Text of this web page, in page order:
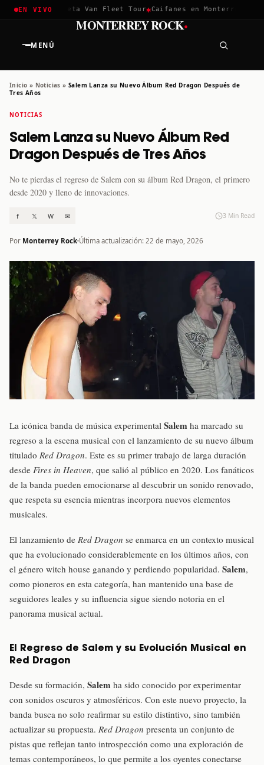
EN VIVO
2026 ✱Greta Van Fleet Tour✱Caifanes en Monterrey · 12
MENÚ
MONTERREY ROCK·
Inicio » Noticias » Salem Lanza su Nuevo Álbum Red Dragon Después de
Tres Años
NOTICIAS
Salem Lanza su Nuevo Álbum Red
Dragon Después de Tres Años
No te pierdas el regreso de Salem con su álbum Red Dragon, el primero
desde 2020 y lleno de innovaciones.
f 𝕏 W ✉ 3 Min Read
Por Monterrey Rock Última actualización: 22 de mayo, 2026
La icónica banda de música experimental Salem ha marcado su
regreso a la escena musical con el lanzamiento de su nuevo álbum
titulado Red Dragon. Este es su primer trabajo de larga duración
desde Fires in Heaven, que salió al público en 2020. Los fanáticos
de la banda pueden emocionarse al descubrir un sonido renovado,
que respeta su esencia mientras incorpora nuevos elementos
musicales.
El lanzamiento de Red Dragon se enmarca en un contexto musical
que ha evolucionado considerablemente en los últimos años, con
el género witch house ganando y perdiendo popularidad. Salem,
como pioneros en esta categoría, han mantenido una base de
seguidores leales y su influencia sigue siendo notoria en el
panorama musical actual.
El Regreso de Salem y su Evolución Musical en
Red Dragon
Desde su formación, Salem ha sido conocido por experimentar
con sonidos oscuros y atmosféricos. Con este nuevo proyecto, la
banda busca no solo reafirmar su estilo distintivo, sino también
actualizar su propuesta. Red Dragon presenta un conjunto de
pistas que reflejan tanto introspección como una exploración de
temas contemporáneos, lo que permite a los oyentes conectarse